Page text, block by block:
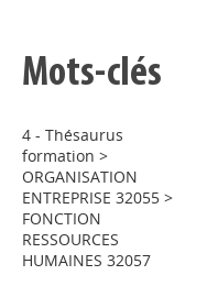
Mots-clés
4 - Thésaurus
formation >
ORGANISATION
ENTREPRISE 32055 >
FONCTION
RESSOURCES
HUMAINES 32057